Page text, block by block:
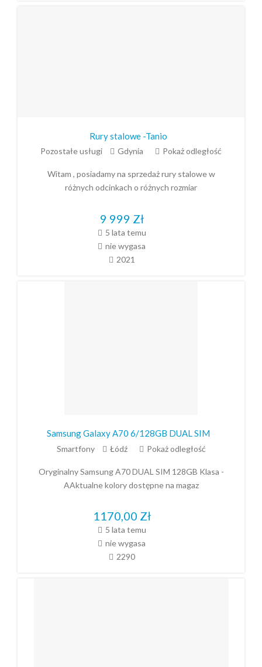
Rury stalowe -Tanio
Pozostałe usługi Gdynia Pokaż odległość
Witam , posiadamy na sprzedaż rury stalowe w
różnych odcinkach o różnych rozmiar
9 999 Zł
5 lata temu
nie wygasa
2021
Samsung Galaxy A70 6/128GB DUAL SIM
Smartfony Łódź Pokaż odległość
Oryginalny Samsung A70 DUAL SIM 128GB Klasa -
AAktualne kolory dostępne na magaz
1170,00 Zł
5 lata temu
nie wygasa
2290